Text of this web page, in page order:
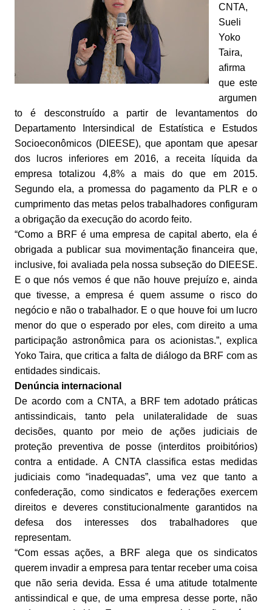
CNTA,
Sueli
Yoko
Taira,
afirma
que este
argumen
to é desconstruído a partir de levantamentos do
Departamento Intersindical de Estatística e Estudos
Socioeconômicos (DIEESE), que apontam que apesar
dos lucros inferiores em 2016, a receita líquida da
empresa totalizou 4,8% a mais do que em 2015.
Segundo ela, a promessa do pagamento da PLR e o
cumprimento das metas pelos trabalhadores configuram
a obrigação da execução do acordo feito.
“Como a BRF é uma empresa de capital aberto, ela é
obrigada a publicar sua movimentação financeira que,
inclusive, foi avaliada pela nossa subseção do DIEESE.
E o que nós vemos é que não houve prejuízo e, ainda
que tivesse, a empresa é quem assume o risco do
negócio e não o trabalhador. E o que houve foi um lucro
menor do que o esperado por eles, com direito a uma
participação astronômica para os acionistas.”, explica
Yoko Taira, que critica a falta de diálogo da BRF com as
entidades sindicais.
Denúncia internacional
De acordo com a CNTA, a BRF tem adotado práticas
antissindicais, tanto pela unilateralidade de suas
decisões, quanto por meio de ações judiciais de
proteção preventiva de posse (interditos proibitórios)
contra a entidade. A CNTA classifica estas medidas
judiciais como “inadequadas”, uma vez que tanto a
confederação, como sindicatos e federações exercem
direitos e deveres constitucionalmente garantidos na
defesa dos interesses dos trabalhadores que
representam.
“Com essas ações, a BRF alega que os sindicatos
querem invadir a empresa para tentar receber uma coisa
que não seria devida. Essa é uma atitude totalmente
antissindical e que, de uma empresa desse porte, não